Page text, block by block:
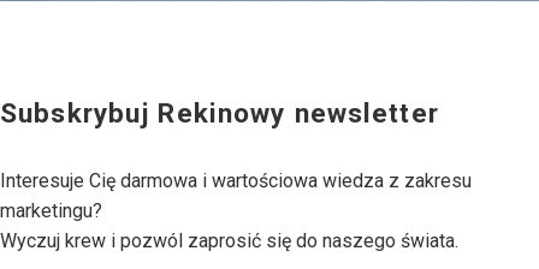
Subskrybuj Rekinowy newsletter
Interesuje Cię darmowa i wartościowa wiedza z zakresu
marketingu?
Wyczuj krew i pozwól zaprosić się do naszego świata.